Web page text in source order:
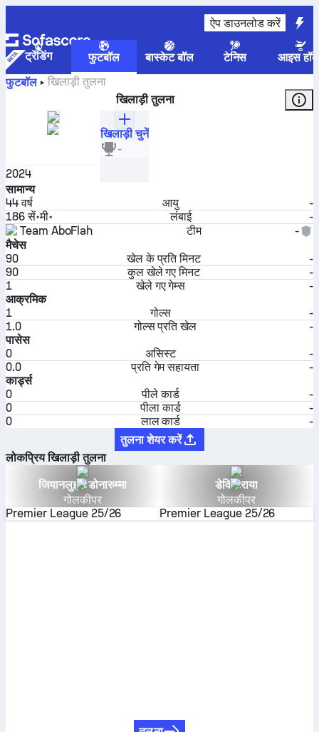
ऐप डाउनलोड करें
ट्रेंडिंग फुटबॉल बास्केट बॉल टेनिस
आइस
फुटबॉल
खिलाड़ी तुलना
खिलाड़ी तुलना
2024
खिलाड़ी चुनें
-
सामान्य
44 वर्ष आयु
-
186 सें॰मी॰
लंबाई
-
Team AboFlah
टीम
-
मैचेस
90
खेल के प्रति मिनट
-
90
कुल खेले गए मिनट
-
1
खेले गए गेम्स
-
आक्रमिक
1
गोल्स
-
1.0
गोल्स प्रति खेल
-
पासेस
0
असिस्ट
-
0.0
प्रति गेम सहायता
-
कार्ड्स
0
पीले कार्ड
-
0
पीला कार्ड
-
0
लाल कार्ड
-
तुलना शेयर करें
लोकप्रिय खिलाड़ी तुलना
जियानलुइगी डोनारुम्मा
गोलकीपर
Premier League 25/26
डेविड राया
गोलकीपर
Premier League 25/26